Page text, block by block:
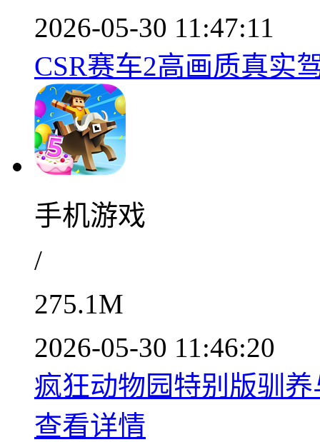
2026-05-30 11:47:11
CSR赛车2高画质真实
手机游戏
/
275.1M
2026-05-30 11:46:20
疯狂动物园特别版驯
查看详情